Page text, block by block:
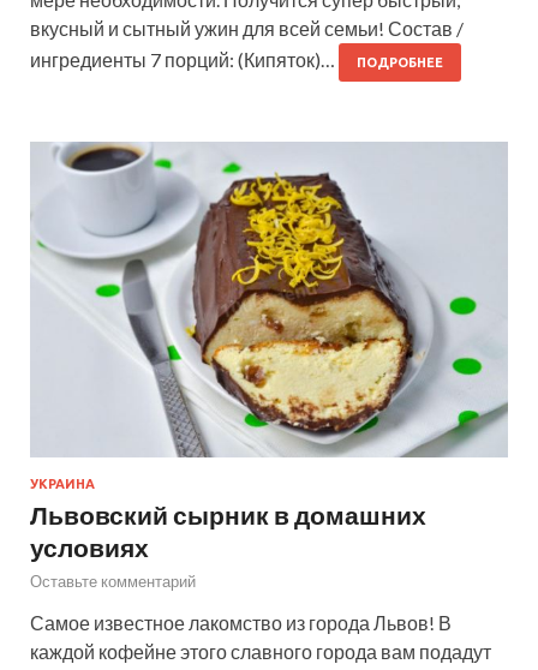
вкусный и сытный ужин для всей семьи! Состав /
ингредиенты 7 порций: (Кипяток)…
ПОДРОБНЕЕ
УКРАИНА
Львовский сырник в домашних
условиях
Оставьте комментарий
Самое известное лакомство из города Львов! В
каждой кофейне этого славного города вам подадут